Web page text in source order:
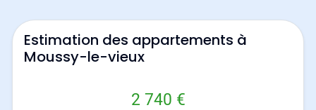
Estimation des appartements à
Moussy-le-vieux
2 740 €